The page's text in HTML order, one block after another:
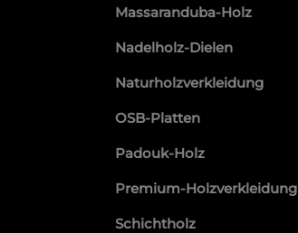
Massaranduba-Holz
Nadelholz-Dielen
Naturholzverkleidung
OSB-Platten
Padouk-Holz
Premium-Holzverkleidung
Schichtholz